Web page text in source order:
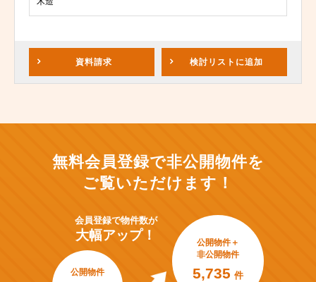
資料請求 検討リスト に追加
無料会員登録で非公開物件を
ご覧いただけます！
会員登録で物件数が
大幅アップ！
公開物件
公開物件＋
非公開物件
5,735 件